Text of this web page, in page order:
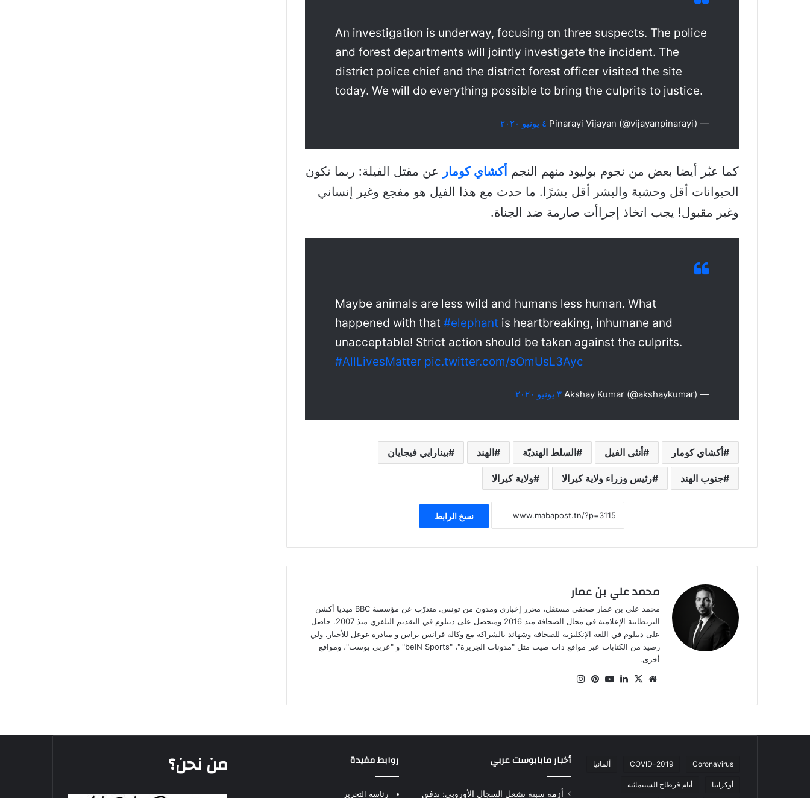
An investigation is underway, focusing on three suspects. The police
and forest departments will jointly investigate the incident. The
district police chief and the district forest officer visited the site
today. We will do everything possible to bring the culprits to justice.
— Pinarayi Vijayan (@vijayanpinarayi) ٤ يونيو ٢٠٢٠
كما عبّر أيضا بعض من نجوم بوليود منهم النجم أكشاي كومار عن مقتل الفيلة: ربما تكون
الحيوانات أقل وحشية والبشر أقل بشرًا. ما حدث مع هذا الفيل هو مفجع وغير إنساني
وغير مقبول! يجب اتخاذ إجراأت صارمة ضد الجناة.
Maybe animals are less wild and humans less human. What
happened with that #elephant is heartbreaking, inhumane and
unacceptable! Strict action should be taken against the culprits.
#AllLivesMatter pic.twitter.com/sOmUsL3Ayc
— Akshay Kumar (@akshaykumar) ٣ يونيو ٢٠٢٠
أكشاي كومار أنثى الفيل السلط الهنديّة الهند بينارايي فيجايان
جنوب الهند رئيس وزراء ولاية كيرالا ولاية كيرالا
نسخ الرابط
محمد علي بن عمار
محمد علي بن عمار صحفي مستقل، محرر إخباري ومدون من تونس. متدرّب عن مؤسسة BBC ميديا أكشن
البريطانية الإعلامية في مجال الصحافة منذ 2016 ومتحصل على ديبلوم في التقديم التلفزي منذ 2007. حاصل
على ديبلوم في اللغة الإنكليزية للصحافة وشهائد بالشراكة مع وكالة فرانس براس و مبادرة غوغل للأخبار. ولي
رصيد من الكتابات عبر مواقع ذات صيت مثل "مدونات الجزيرة"، "beIN Sports" و "عربي بوست"، ومواقع
أخرى.
موقع‫X لينكدإن‫YouTubeبينتيريست
Coronavirus
COVID-2019 ألمانيا
أوكرانيا أيام قرطاج السينمائية
أخبار مابابوست عربي
أزمة سبتة تشعل السجال الأوروبي: تدفق
روابط مفيدة
رئاسة التحرير
من نحن؟